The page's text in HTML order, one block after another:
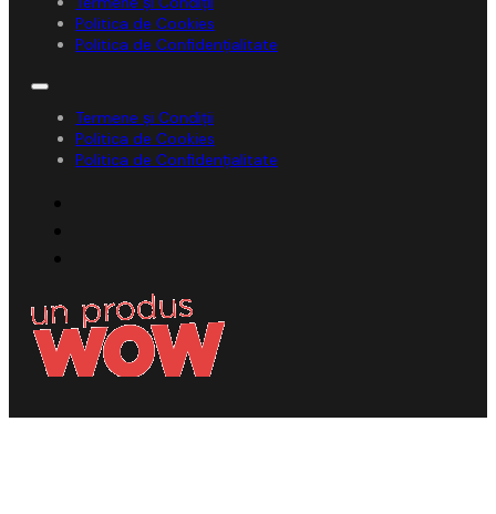
Politica de Cookies
Politica de Confidențialitate
Termene și Condiții
Politica de Cookies
Politica de Confidențialitate